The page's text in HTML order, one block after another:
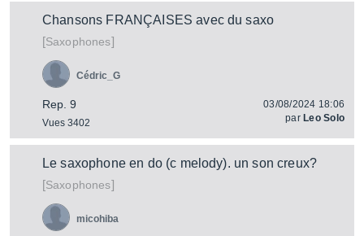
Chansons FRANÇAISES avec du saxo
[Saxophones]
Rep. 9
Vues 3402
Cédric_G
03/08/2024 18:06
par Leo Solo
Le saxophone en do (c melody). un son creux?
[Saxophones]
micohiba